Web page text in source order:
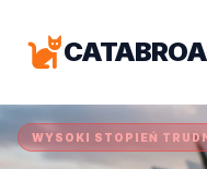
WYSOKI STOPIEŃ